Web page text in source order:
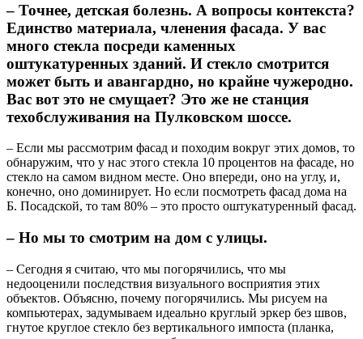
– Точнее, детская болезнь. А вопросы контекста?
Единство материала, членения фасада. У вас
много стекла посреди каменных
оштукатуренных зданий. И стекло смотрится
может быть и авангардно, но крайне чужеродно.
Вас вот это не смущает? Это же не станция
техобслуживания на Пулковском шоссе.
– Если мы рассмотрим фасад и походим вокруг этих домов, то
обнаружим, что у нас этого стекла 10 процентов на фасаде, но
стекло на самом видном месте. Оно впереди, оно на углу, и,
конечно, оно доминирует. Но если посмотреть фасад дома на
Б. Посадской, то там 80% – это просто оштукатуренный фасад.
– Но мы то смотрим на дом с улицы.
– Сегодня я считаю, что мы погорячились, что мы
недооценили последствия визуального восприятия этих
объектов. Объясню, почему погорячились. Мы рисуем на
компьютерах, задумываем идеально круглый эркер без швов,
гнутое круглое стекло без вертикального импоста (планка,